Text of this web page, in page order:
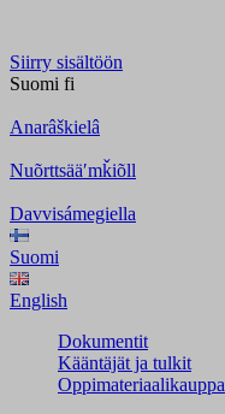
Siirry sisältöön
Suomi fi
Anarâškielâ
Nuõrttsääʹmǩiõll
Davvisámegiella
Suomi
English
Dokumentit
Kääntäjät ja tulkit
Oppimateriaalikauppa